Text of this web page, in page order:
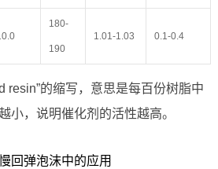
180-
190
1.01-1.03 0.1-0.4
resin”的缩写，意思是每百份树脂中
小，说明催化剂的活性越高。
回弹泡沫中的应用